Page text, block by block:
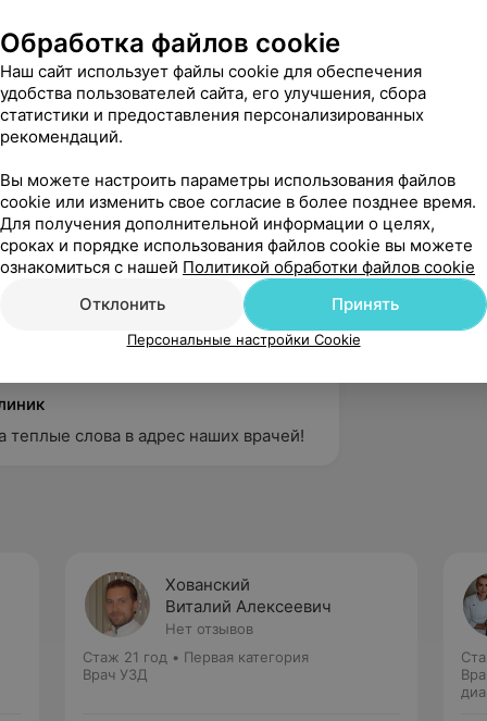
медицинский университет
Рекомендую
Пархоменко! Приятный доктор,
теплые слова в адрес наших врачей!
Хованский
Виталий Алексеевич
Нет отзывов
Стаж 21 год • Первая категория
Врач УЗД
Обработка файлов cookie
Наш сайт использует файлы cookie для обеспечения
удобства пользователей сайта, его улучшения, сбора
статистики и предоставления персонализированных
рекомендаций.
Вы можете настроить параметры использования файлов
cookie или изменить свое согласие в более позднее время.
Для получения дополнительной информации о целях,
сроках и порядке использования файлов cookie вы можете
ознакомиться с нашей Политикой обработки файлов cookie
Отклонить
Принять
Персональные настройки Cookie